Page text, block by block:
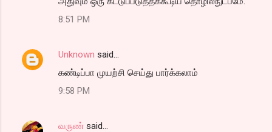
8:51 PM
Unknown said…
கண்டிப்பா முயற்சி செய்து பார்க்கலாம்
9:58 PM
வருண் said…